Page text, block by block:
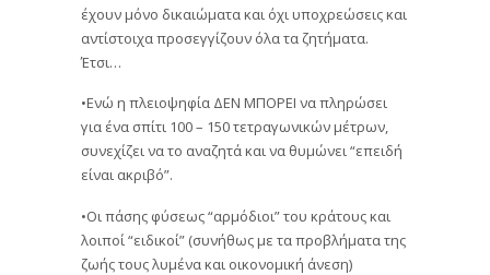
έχουν μόνο δικαιώματα και όχι υποχρεώσεις και
αντίστοιχα προσεγγίζουν όλα τα ζητήματα.
Έτσι…
•Ενώ η πλειοψηφία ΔΕΝ ΜΠΟΡΕΙ να πληρώσει
για ένα σπίτι 100 – 150 τετραγωνικών μέτρων,
συνεχίζει να το αναζητά και να θυμώνει “επειδή
είναι ακριβό”.
•Οι πάσης φύσεως “αρμόδιοι” του κράτους και
λοιποί “ειδικοί” (συνήθως με τα προβλήματα της
ζωής τους λυμένα και οικονομική άνεση)